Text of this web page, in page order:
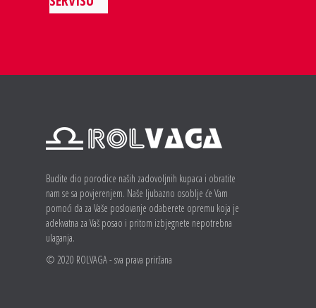
Budite dio porodice naših zadovoljnih kupaca i obratite
nam se sa povjerenjem. Naše ljubazno osoblje će Vam
pomoći da za Vaše poslovanje odaberete opremu koja je
adekvatna za Vaš posao i pritom izbjegnete nepotrebna
ulaganja.
© 2020 ROLVAGA - sva prava priržana